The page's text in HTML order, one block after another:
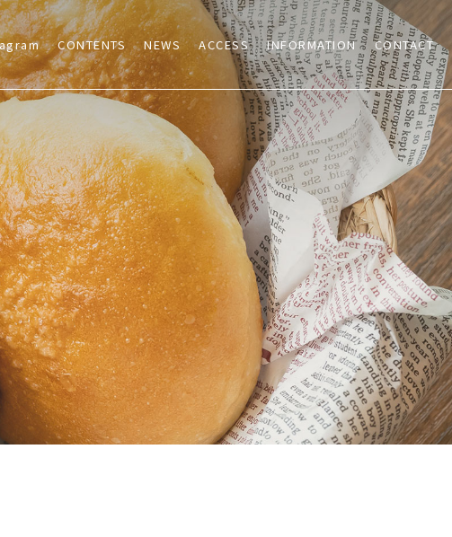
CONTENTS NEWS ACCESS INFORMATION CONTACT